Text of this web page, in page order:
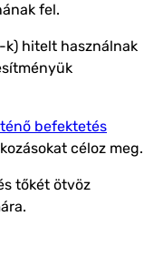
fel.
k) hitelt használnak
befektetés
céloz meg.
tőkét ötvöz